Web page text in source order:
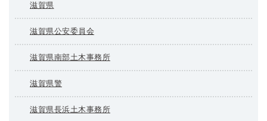
滋賀県
滋賀県公安委員会
滋賀県南部土木事務所
滋賀県警
滋賀県長浜土木事務所